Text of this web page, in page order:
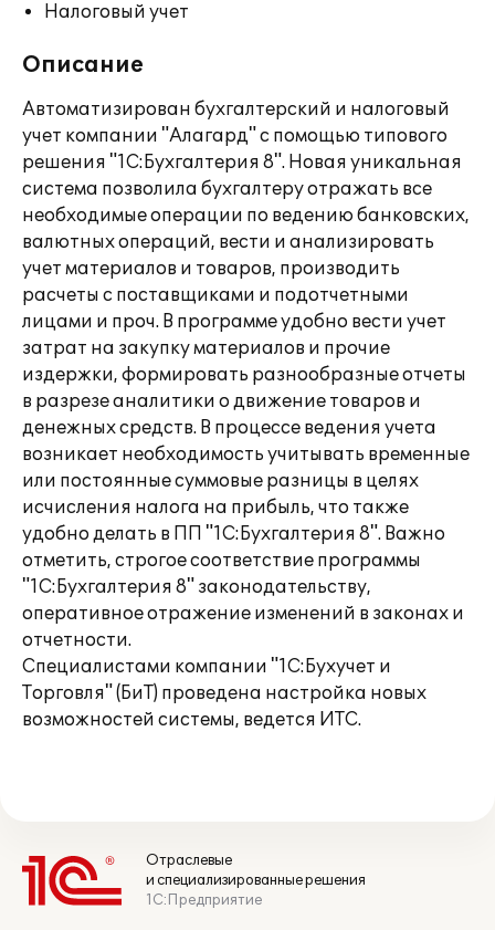
Налоговый учет
Описание
Автоматизирован бухгалтерский и налоговый
учет компании "Алагард" с помощью типового
решения "1С:Бухгалтерия 8". Новая уникальная
система позволила бухгалтеру отражать все
необходимые операции по ведению банковских,
валютных операций, вести и анализировать
учет материалов и товаров, производить
расчеты с поставщиками и подотчетными
лицами и проч. В программе удобно вести учет
затрат на закупку материалов и прочие
издержки, формировать разнообразные отчеты
в разрезе аналитики о движение товаров и
денежных средств. В процессе ведения учета
возникает необходимость учитывать временные
или постоянные суммовые разницы в целях
исчисления налога на прибыль, что также
удобно делать в ПП "1С:Бухгалтерия 8". Важно
отметить, строгое соответствие программы
"1С:Бухгалтерия 8" законодательству,
оперативное отражение изменений в законах и
отчетности.
Специалистами компании "1С:Бухучет и
Торговля" (БиТ) проведена настройка новых
возможностей системы, ведется ИТС.
Отраслевые
и специализированные решения
1С:Предприятие